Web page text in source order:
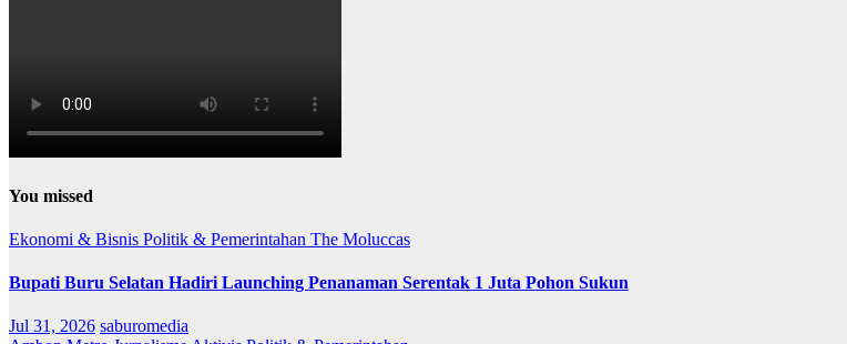
You missed
Ekonomi & Bisnis Politik & Pemerintahan The Moluccas
Bupati Buru Selatan Hadiri Launching Penanaman Serentak 1 Juta Pohon Sukun
Jul 31, 2026 saburomedia